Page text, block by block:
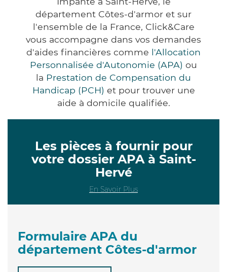
département Côtes-d'armor et sur
l'ensemble de la France, Click&Care
vous accompagne dans vos demandes
d'aides financières comme l'Allocation
Personnalisée d'Autonomie (APA) ou
la Prestation de Compensation du
Handicap (PCH) et pour trouver une
aide à domicile qualifiée.
Les pièces à fournir pour
votre dossier APA à Saint-
Hervé
En Savoir Plus
Formulaire APA du
département Côtes-d'armor